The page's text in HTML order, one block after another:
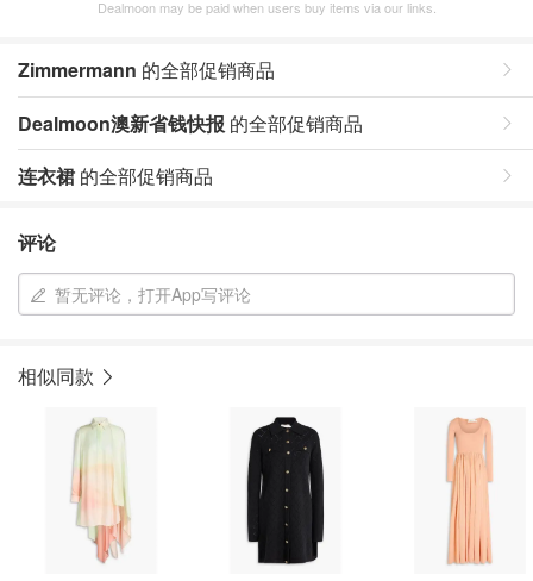
Dealmoon may be paid when users buy items via our links.
Zimmermann 的全部促销商品
Dealmoon澳新省钱快报 的全部促销商品
连衣裙 的全部促销商品
评论
暂无评论，打开App写评论
相似同款